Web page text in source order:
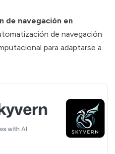
de navegación en
de navegación
para adaptarse a